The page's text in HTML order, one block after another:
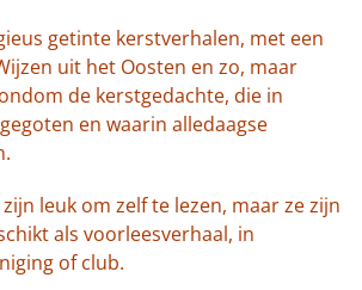
getinte kerstverhalen, met een
uit het Oosten en zo, maar
de kerstgedachte, die in
en waarin alledaagse
leuk om zelf te lezen, maar ze zijn
als voorleesverhaal, in
of club.